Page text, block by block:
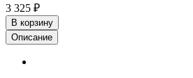
3 325 ₽
В корзину
Описание